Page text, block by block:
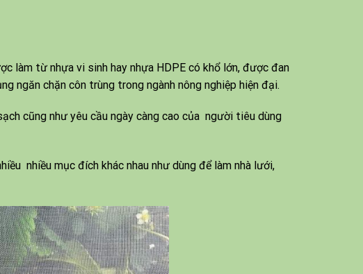
làm từ nhựa vi sinh hay nhựa HDPE có khổ lớn, được đan
ngăn chặn côn trùng trong ngành nông nghiệp hiện đại.
cũng như yêu cầu ngày càng cao của người tiêu dùng
nhiều mục đích khác nhau như dùng để làm nhà lưới,